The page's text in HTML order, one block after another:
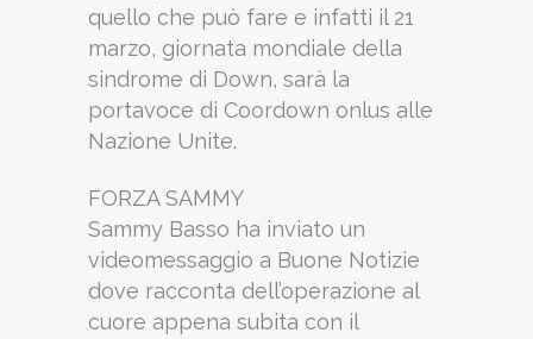
quello che può fare e infatti il 21
marzo, giornata mondiale della
sindrome di Down, sarà la
portavoce di Coordown onlus alle
Nazione Unite.
FORZA SAMMY
Sammy Basso ha inviato un
videomessaggio a Buone Notizie
dove racconta dell’operazione al
cuore appena subita con il